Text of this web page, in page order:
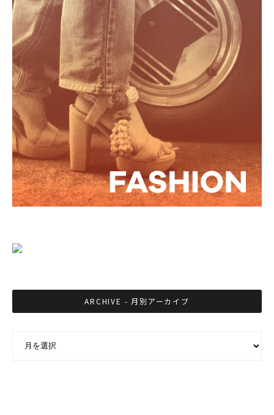
ARCHIVE - 月別アーカイブ